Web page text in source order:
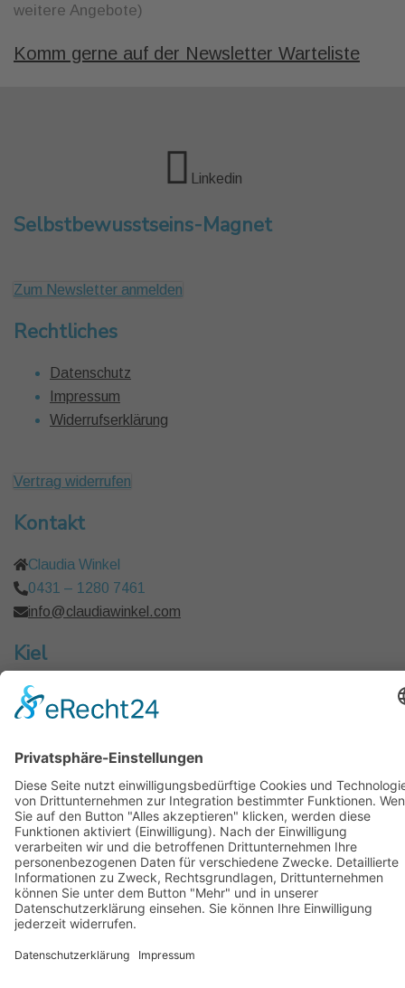
weitere Angebote)
Komm gerne auf der Newsletter Warteliste
Linkedin
Selbstbewusstseins-Magnet
Zum Newsletter anmelden
Rechtliches
Datenschutz
Impressum
Widerrufserklärung
Vertrag widerrufen
Kontakt
Claudia Winkel
0431 – 1280 7461
info@claudiawinkel.com
Kiel
Frankfurt I Berlin I Hamburg I Köln I München
Copyright © 2026 Claudia Winkel Coaching, Mental-
Training, Kommunikation